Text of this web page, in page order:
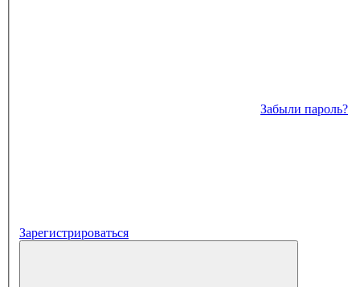
Забыли пароль?
Зарегистрироваться